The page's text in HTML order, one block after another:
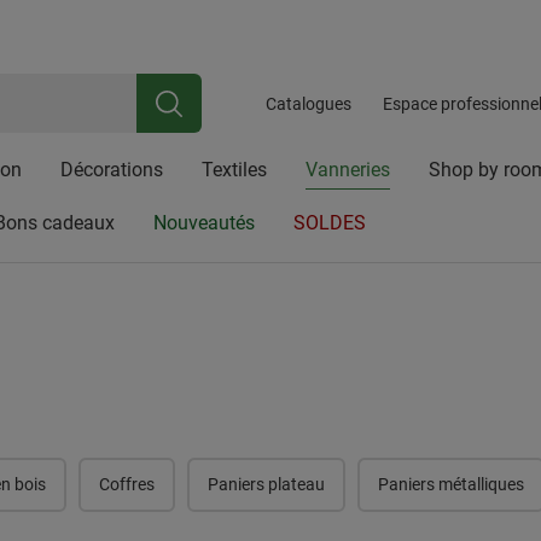
Catalogues Espace professionnel
Décorations Textiles Vanneries Shop by
cadeaux Nouveautés SOLDES
bois Coffres Paniers plateau Paniers métalliques